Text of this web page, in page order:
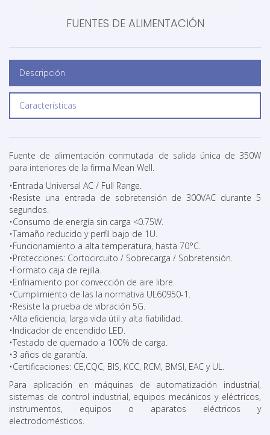
FUENTES DE ALIMENTACIÓN
Descripción
Características
Fuente de alimentación conmutada de salida única de 350W
para interiores de la firma Mean Well.
•Entrada Universal AC / Full Range.
•Resiste una entrada de sobretensión de 300VAC durante 5
segundos.
•Consumo de energía sin carga <0.75W.
•Tamaño reducido y perfil bajo de 1U.
•Funcionamiento a alta temperatura, hasta 70°C.
•Protecciones: Cortocircuito / Sobrecarga / Sobretensión.
•Formato caja de rejilla.
•Enfriamiento por convección de aire libre.
•Cumplimiento de las la normativa UL60950-1.
•Resiste la prueba de vibración 5G.
•Alta eficiencia, larga vida útil y alta fiabilidad.
•Indicador de encendido LED.
•Testado de quemado a 100% de carga.
•3 años de garantía.
•Certificaciones: CE,CQC, BIS, KCC, RCM, BMSI, EAC y UL.
Para aplicación en máquinas de automatización industrial,
sistemas de control industrial, equipos mecánicos y eléctricos,
instrumentos, equipos o aparatos eléctricos y
electrodomésticos.